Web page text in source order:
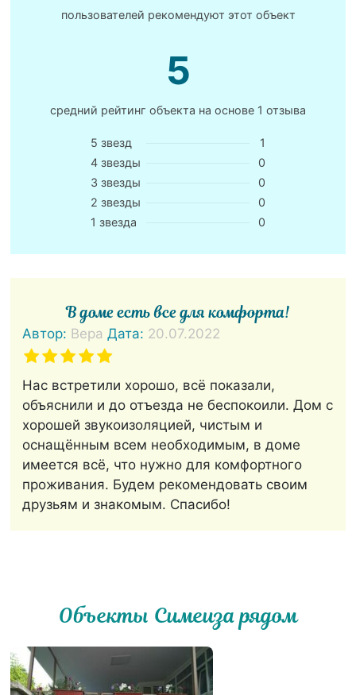
пользователей рекомендуют этот объект
5
средний рейтинг объекта на основе 1 отзыва
5 звезд
1
4 звезды
0
3 звезды
0
2 звезды
0
1 звезда
0
В доме есть все для комфорта!
Автор: Вера Дата: 20.07.2022
Нас встретили хорошо, всё показали,
объяснили и до отъезда не беспокоили. Дом с
хорошей звукоизоляцией, чистым и
оснащённым всем необходимым, в доме
имеется всё, что нужно для комфортного
проживания. Будем рекомендовать своим
друзьям и знакомым. Спасибо!
Объекты Симеиза рядом